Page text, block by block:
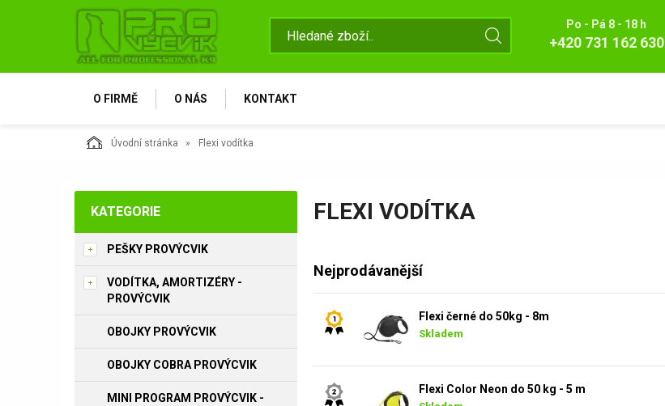
Po - Pá 8 - 18 h
+420 731 162 630
O FIRMĚ O NÁS KONTAKT
Úvodní stránka Flexi vodítka
KATEGORIE
PEŠKY PROVÝCVIK
VODÍTKA, AMORTIZÉRY -
PROVÝCVIK
OBOJKY PROVÝCVIK
OBOJKY COBRA PROVÝCVIK
MINI PROGRAM PROVÝCVIK -
FLEXI VODÍTKA
Nejprodávanější
Flexi černé do 50kg - 8m
Skladem
Flexi Color Neon do 50 kg - 5 m